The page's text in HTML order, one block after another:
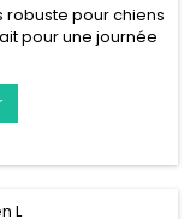
robuste pour chiens
pour une journée
mais en réalité,
de ce kettlebell.
est en caoutchouc
nylon et...